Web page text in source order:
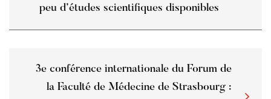
peu d’études scientifiques disponibles
3e conférence internationale du Forum de
la Faculté de Médecine de Strasbourg :